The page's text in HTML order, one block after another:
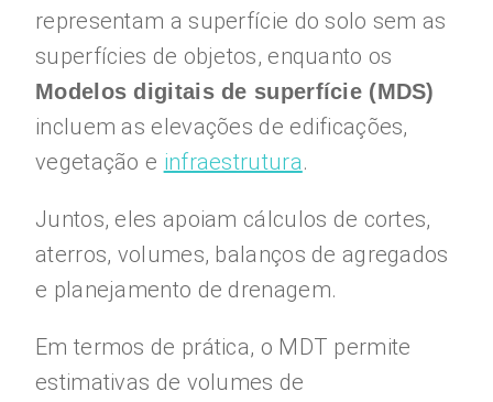
representam a superfície do solo sem as
superfícies de objetos, enquanto os
Modelos digitais de superfície (MDS)
incluem as elevações de edificações,
vegetação e infraestrutura.
Juntos, eles apoiam cálculos de cortes,
aterros, volumes, balanços de agregados
e planejamento de drenagem.
Em termos de prática, o MDT permite
estimativas de volumes de